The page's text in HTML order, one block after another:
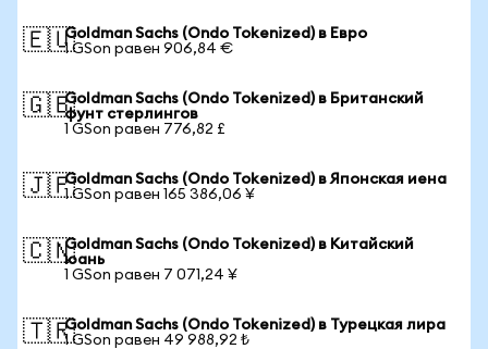
🇪🇺Goldman Sachs (Ondo Tokenized) в Евро
1 GSon равен 906,84 €
🇬🇧Goldman Sachs (Ondo Tokenized) в Британский
фунт стерлингов
1 GSon равен 776,82 £
🇯🇵Goldman Sachs (Ondo Tokenized) в Японская иена
1 GSon равен 165 386,06 ¥
🇨🇳Goldman Sachs (Ondo Tokenized) в Китайский
юань
1 GSon равен 7 071,24 ¥
🇹🇷Goldman Sachs (Ondo Tokenized) в Турецкая лира
1 GSon равен 49 988,92 ₺